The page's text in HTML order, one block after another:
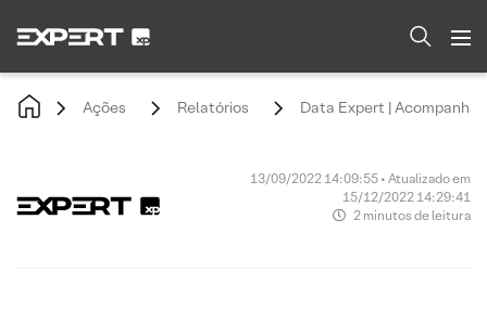
Ações Relatórios Data Expert |
13/09/2022 14:09:55 • Atualizado em
15/12/2022 14:29:41
2 minutos de leitura